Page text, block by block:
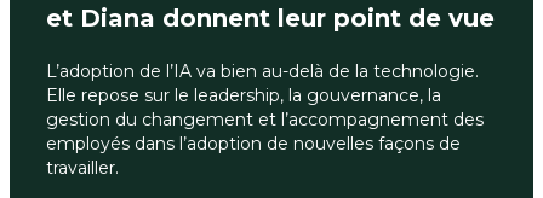
et Diana donnent leur point de vue
L’adoption de l’IA va bien au-delà de la technologie.
Elle repose sur le leadership, la gouvernance, la
gestion du changement et l’accompagnement des
employés dans l’adoption de nouvelles façons de
travailler.